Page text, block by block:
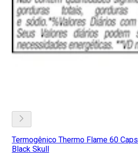
Termogênico Thermo Flame 60
Black Skull